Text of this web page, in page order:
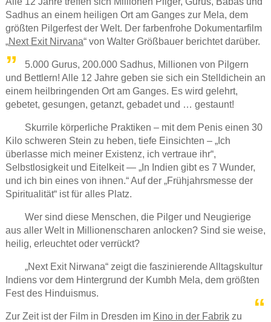
Sadhus an einem heiligen Ort am Ganges zur Mela, dem
größten Pilgerfest der Welt. Der farbenfrohe Dokumentarfilm
„Next Exit Nirvana“ von Walter Größbauer berichtet darüber.
5.000 Gurus, 200.000 Sadhus, Millionen von Pilgern
und Bettlern! Alle 12 Jahre geben sie sich ein Stelldichein an
einem heilbringenden Ort am Ganges. Es wird gelehrt,
gebetet, gesungen, getanzt, gebadet und … gestaunt!
Skurrile körperliche Praktiken – mit dem Penis einen 30
Kilo schweren Stein zu heben, tiefe Einsichten – „Ich
überlasse mich meiner Existenz, ich vertraue ihr“,
Selbstlosigkeit und Eitelkeit — „In Indien gibt es 7 Wunder,
und ich bin eines von ihnen.“ Auf der „Frühjahrsmesse der
Spiritualität“ ist für alles Platz.
Wer sind diese Menschen, die Pilger und Neugierige
aus aller Welt in Millionenscharen anlocken? Sind sie weise,
heilig, erleuchtet oder verrückt?
„Next Exit Nirwana“ zeigt die faszinierende Alltagskultur
Indiens vor dem Hintergrund der Kumbh Mela, dem größten
Fest des Hinduismus.
Zur Zeit ist der Film in Dresden im Kino in der Fabrikzu